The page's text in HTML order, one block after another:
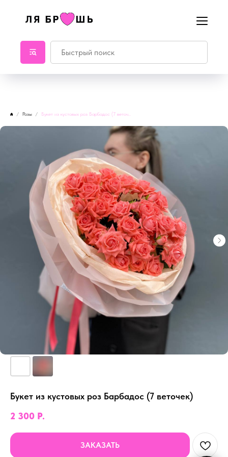
Розы
Букет из кустовых роз Барбадос (7 веточек)
2 300 Р.
ЗАКАЗАТЬ